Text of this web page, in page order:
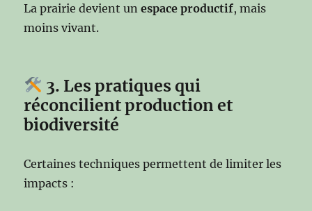
La prairie devient unespace productif, mais
moins vivant.
3. Les pratiques qui
réconcilient production et
biodiversité
Certaines techniques permettent de limiter les
impacts :